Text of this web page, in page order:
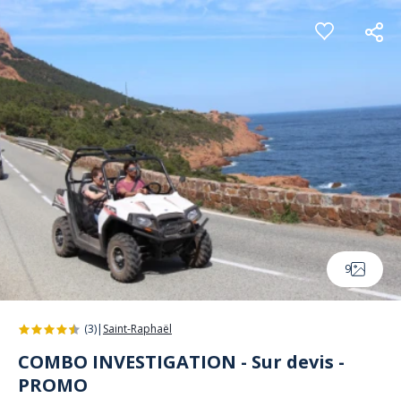
Panneau de gestion des cookies
9
(3)| Saint-Raphaël
COMBO INVESTIGATION - Sur devis -
PROMO